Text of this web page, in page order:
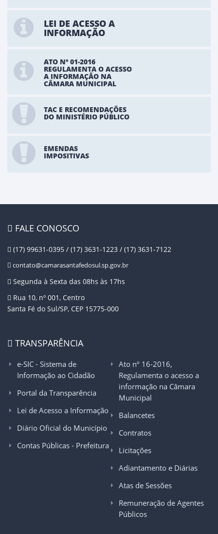
LEI DE ACESSO A
INFORMAÇÃO
ATO Nº 01-2016
REGULAMENTA O ACESSO
A INFORMAÇÃO NA
CÂMARA MUNICIPAL
TAC E RECOMENDAÇÕES
DO MINISTÉRIO PÚBLICO
EMENDAS
IMPOSITIVAS
FALE CONOSCO
(17) 99631-0395 / (17) 3631-1223 / (17) 3631-7122
contato@camarasantafedosul.sp.gov.br
Segunda à Sexta das 08hs às 17hs
Rua 10, nº 001, Centro
Santa Fé do Sul/SP, CEP 15775-000
TRANSPARÊNCIA
e-SIC - Sistema de
Informação ao Cidadão
Portal da Transparência
Lei de Acesso a Informação
Diário Oficial do Município
Contas Públicas - Prefeitura
Ato nº 16-2016,
Regulamenta o acesso a
informação na Câmara
Municipal
Balancetes
Contratos
Licitações
Adiantamento e Diárias
Atas de Sessões
Remuneração de Agentes
Públicos